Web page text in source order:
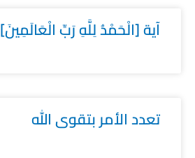
آية [الْحَمْدُ لِلَّهِ رَبِّ الْعَالَمِينَ]
تعدد الأمر بتقوى الله